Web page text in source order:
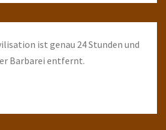
ist genau 24 Stunden und
Barbarei entfernt.